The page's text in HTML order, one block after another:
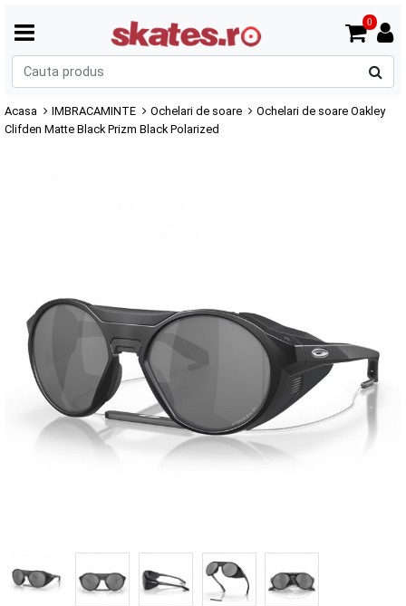
0
Acasa IMBRACAMINTE Ochelari de soare
Ochelari de soare Oakley
Clifden Matte Black Prizm Black Polarized